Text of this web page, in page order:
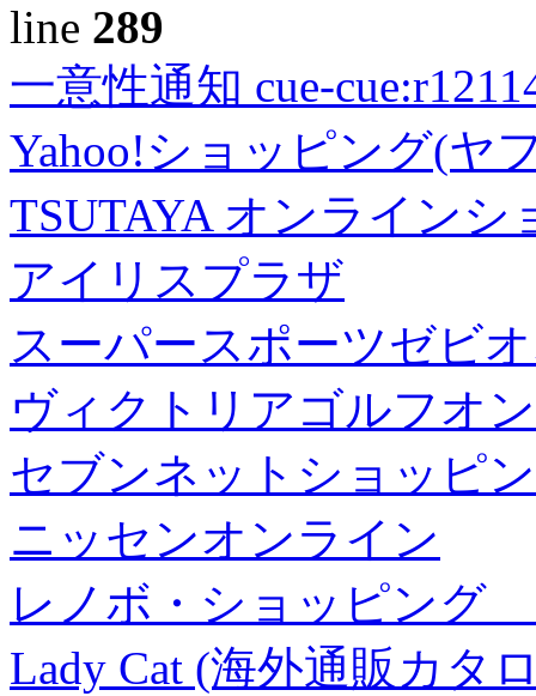
line 289
一意性通知 cue-
Yahoo!ショッピング(ヤ
TSUTAYA オンラインシ
アイリスプラザ
スーパースポーツゼビ
ヴィクトリアゴルフオ
セブンネットショッピ
ニッセンオンライン
レノボ・ショッピング
Lady Cat (海外通販カタ